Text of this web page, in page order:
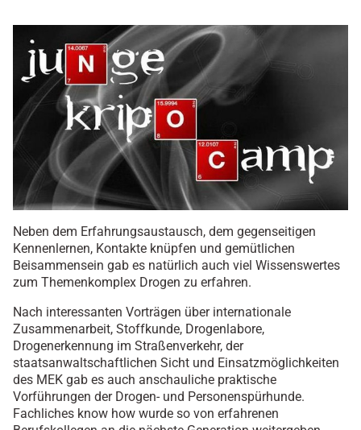
Neben dem Erfahrungsaustausch, dem gegenseitigen
Kennenlernen, Kontakte knüpfen und gemütlichen
Beisammensein gab es natürlich auch viel Wissenswertes
zum Themenkomplex Drogen zu erfahren.
Nach interessanten Vorträgen über internationale
Zusammenarbeit, Stoffkunde, Drogenlabore,
Drogenerkennung im Straßenverkehr, der
staatsanwaltschaftlichen Sicht und Einsatzmöglichkeiten
des MEK gab es auch anschauliche praktische
Vorführungen der Drogen- und Personenspürhunde.
Fachliches know how wurde so von erfahrenen